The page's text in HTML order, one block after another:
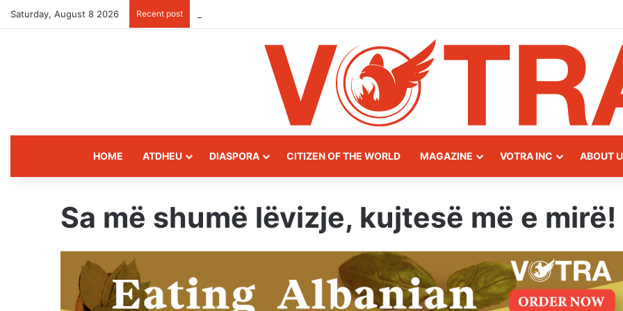
Saturday, August 8 2026 Recent post
HOME ATDHEU DIASPORA CITIZEN OF THE WORLD MAGAZINE VOTRA INC ABOUT
Sa më shumë lëvizje, kujtesë më e mirë!